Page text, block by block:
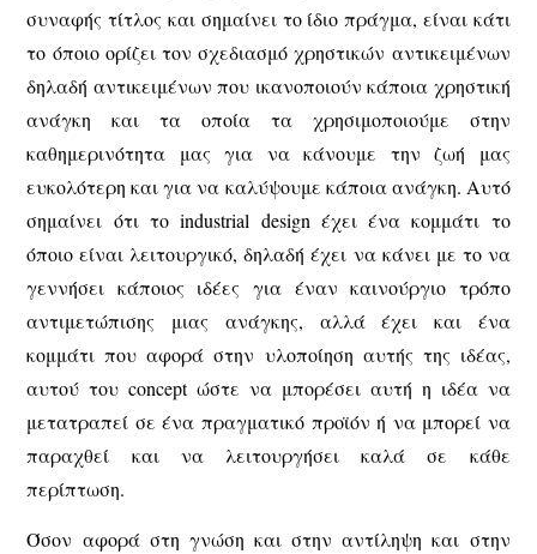
συναφής τίτλος και σημαίνει το ίδιο πράγμα, είναι κάτι
το όποιο ορίζει τον σχεδιασμό χρηστικών αντικειμένων
δηλαδή αντικειμένων που ικανοποιούν κάποια χρηστική
ανάγκη και τα οποία τα χρησιμοποιούμε στην
καθημερινότητα μας για να κάνουμε την ζωή μας
ευκολότερη και για να καλύψουμε κάποια ανάγκη. Αυτό
σημαίνει ότι το industrial design έχει ένα κομμάτι το
όποιο είναι λειτουργικό, δηλαδή έχει να κάνει με το να
γεννήσει κάποιος ιδέες για έναν καινούργιο τρόπο
αντιμετώπισης μιας ανάγκης, αλλά έχει και ένα
κομμάτι που αφορά στην υλοποίηση αυτής της ιδέας,
αυτού του concept ώστε να μπορέσει αυτή η ιδέα να
μετατραπεί σε ένα πραγματικό προϊόν ή να μπορεί να
παραχθεί και να λειτουργήσει καλά σε κάθε
περίπτωση.
Όσον αφορά στη γνώση και στην αντίληψη και στην